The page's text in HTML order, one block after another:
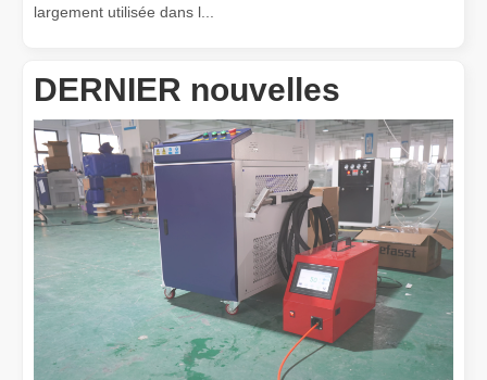
largement utilisée dans l...
DERNIER nouvelles